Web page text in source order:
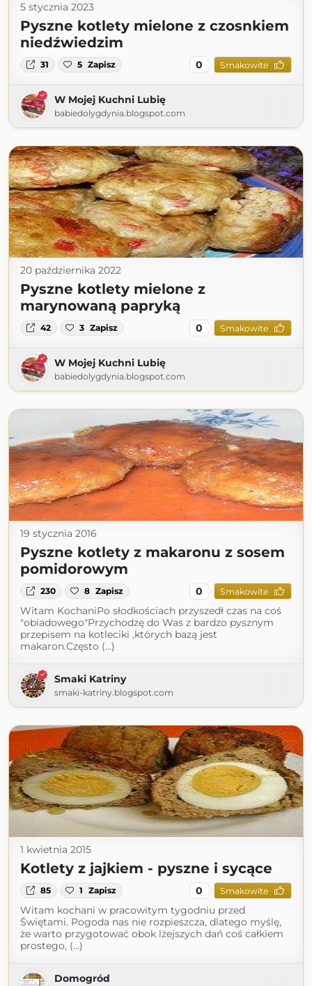
5 stycznia 2023
Pyszne kotlety mielone z czosnkiem
niedźwiedzim
31 5 Zapisz 0 Smakowite
W Mojej Kuchni Lubię
babiedolygdynia.blogspot.com
20 października 2022
Pyszne kotlety mielone z
marynowaną papryką
42 3 Zapisz 0 Smakowite
W Mojej Kuchni Lubię
babiedolygdynia.blogspot.com
19 stycznia 2016
Pyszne kotlety z makaronu z sosem
pomidorowym
230 8 Zapisz 0 Smakowite
Witam KochaniPo słodkościach przyszedł czas na coś
"obiadowego"Przychodzę do Was z bardzo pysznym
przepisem na kotleciki ,których bazą jest
makaron.Często (...)
Smaki Katriny
smaki-katriny.blogspot.com
1 kwietnia 2015
Kotlety z jajkiem - pyszne i sycące
85 1 Zapisz 0 Smakowite
Witam kochani w pracowitym tygodniu przed
Świętami. Pogoda nas nie rozpieszcza, dlatego myślę,
że warto przygotować obok lżejszych dań coś całkiem
prostego, (...)
Domogród